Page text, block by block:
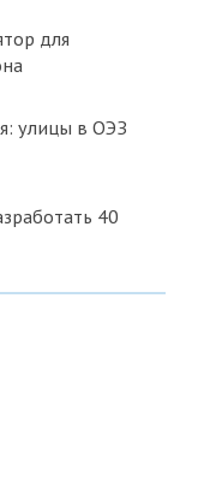
для
улицы в ОЭЗ
40